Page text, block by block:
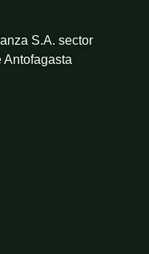
S.A. sector
Antofagasta